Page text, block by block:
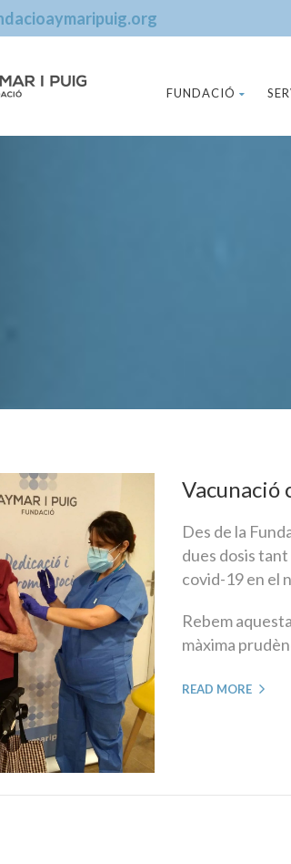
FUNDACIÓ
Vacunació
Des de la
dues dosis
covid-19 en el
Rebem
màxima
READ MORE